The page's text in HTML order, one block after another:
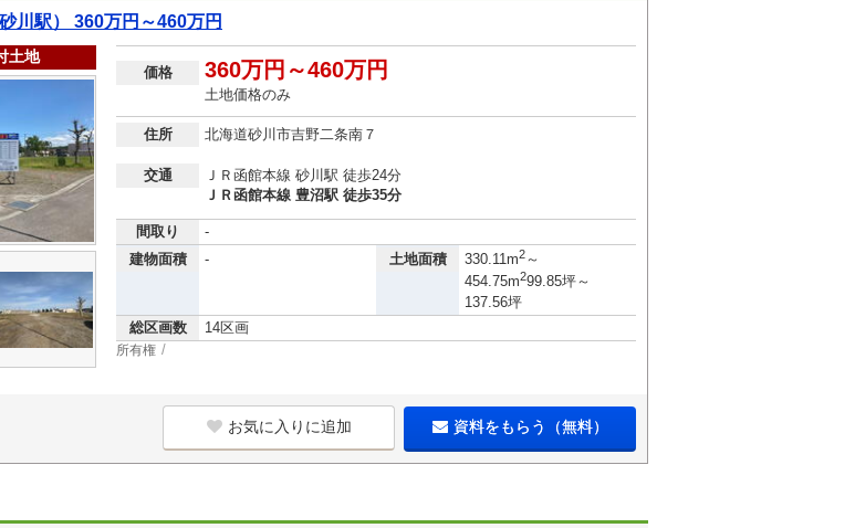
川駅） 360万円～460万円
土地
価格 360万円～460万円
土地価格のみ
住所 北海道砂川市吉野二条南７
交通
ＪＲ函館本線 砂川駅 徒歩24分
ＪＲ函館本線 豊沼駅 徒歩35分
間取り
-
建物面積
- 土地面積 330.11m2～
454.75m299.85坪～
137.56坪
総区画数
14区画
所有権
お気に入りに追加 資料をもらう（無料）